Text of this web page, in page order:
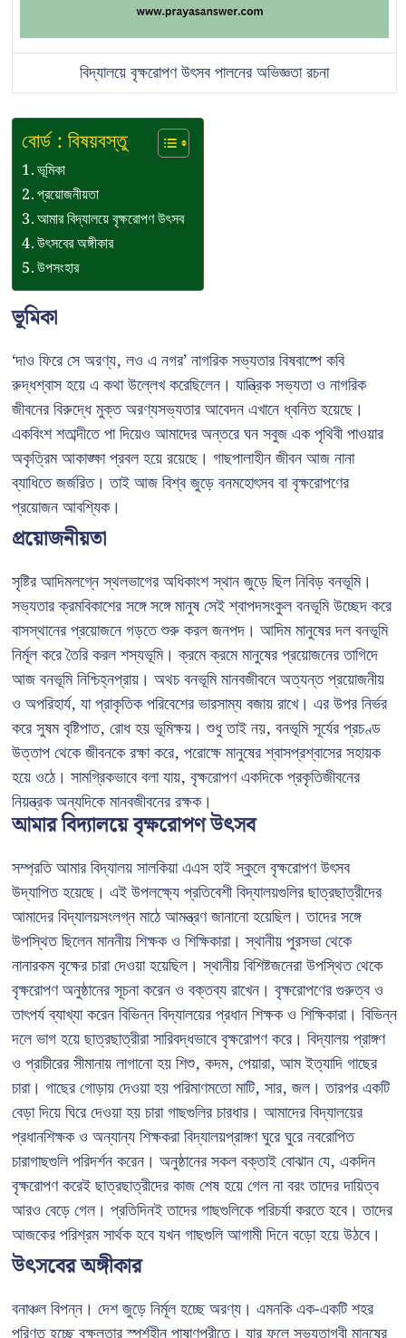
বিদ্যালয়ে বৃক্ষরোপণ উৎসব পালনের অভিজ্ঞতা রচনা
বোর্ড : বিষয়বস্তু
ভূমিকা
প্রয়োজনীয়তা
আমার বিদ্যালয়ে বৃক্ষরোপণ উৎসব
উৎসবের অঙ্গীকার
উপসংহার
ভূমিকা
‘দাও ফিরে সে অরণ্য, লও এ নগর’ নাগরিক সভ্যতার বিষবাষ্পে কবি
রুদ্ধশ্বাস হয়ে এ কথা উল্লেখ করেছিলেন। যান্ত্রিক সভ্যতা ও নাগরিক
জীবনের বিরুদ্ধে মুক্ত অরণ্যসভ্যতার আবেদন এখানে ধ্বনিত হয়েছে।
একবিংশ শতাব্দীতে পা দিয়েও আমাদের অন্তরে ঘন সবুজ এক পৃথিবী পাওয়ার
অকৃত্রিম আকাঙ্ক্ষা প্রবল হয়ে রয়েছে। গাছপালাহীন জীবন আজ নানা
ব্যাধিতে জর্জরিত। তাই আজ বিশ্ব জুড়ে বনমহোৎসব বা বৃক্ষরোপণের
প্রয়োজন আবশ্যিক।
প্রয়োজনীয়তা
সৃষ্টির আদিমলগ্নে স্থলভাগের অধিকাংশ স্থান জুড়ে ছিল নিবিড় বনভূমি।
সভ্যতার ক্রমবিকাশের সঙ্গে সঙ্গে মানুষ সেই শ্বাপদসংকুল বনভূমি উচ্ছেদ করে
বাসস্থানের প্রয়োজনে গড়তে শুরু করল জনপদ। আদিম মানুষের দল বনভূমি
নির্মূল করে তৈরি করল শস্যভূমি। ক্রমে ক্রমে মানুষের প্রয়োজনের তাগিদে
আজ বনভূমি নিশ্চিহ্নপ্রায়। অথচ বনভূমি মানবজীবনে অত্যন্ত প্রয়োজনীয়
ও অপরিহার্য, যা প্রাকৃতিক পরিবেশের ভারসাম্য বজায় রাখে। এর উপর নির্ভর
করে সুষম বৃষ্টিপাত, রোধ হয় ভূমিক্ষয়। শুধু তাই নয়, বনভূমি সূর্যের প্রচণ্ড
উত্তাপ থেকে জীবনকে রক্ষা করে, পরোক্ষে মানুষের শ্বাসপ্রশ্বাসের সহায়ক
হয়ে ওঠে। সামগ্রিকভাবে বলা যায়, বৃক্ষরোপণ একদিকে প্রকৃতিজীবনের
নিয়ন্ত্রক অন্যদিকে মানবজীবনের রক্ষক।
আমার বিদ্যালয়ে বৃক্ষরোপণ উৎসব
সম্প্রতি আমার বিদ্যালয় সালকিয়া এএস হাই স্কুলে বৃক্ষরোপণ উৎসব
উদ্যাপিত হয়েছে। এই উপলক্ষ্যে প্রতিবেশী বিদ্যালয়গুলির ছাত্রছাত্রীদের
আমাদের বিদ্যালয়সংলগ্ন মাঠে আমন্ত্রণ জানানো হয়েছিল। তাদের সঙ্গে
উপস্থিত ছিলেন মাননীয় শিক্ষক ও শিক্ষিকারা। স্থানীয় পুরসভা থেকে
নানারকম বৃক্ষের চারা দেওয়া হয়েছিল। স্থানীয় বিশিষ্টজনেরা উপস্থিত থেকে
বৃক্ষরোপণ অনুষ্ঠানের সূচনা করেন ও বক্তব্য রাখেন। বৃক্ষরোপণের গুরুত্ব ও
তাৎপর্য ব্যাখ্যা করেন বিভিন্ন বিদ্যালয়ের প্রধান শিক্ষক ও শিক্ষিকারা। বিভিন্ন
দলে ভাগ হয়ে ছাত্রছাত্রীরা সারিবদ্ধভাবে বৃক্ষরোপণ করে। বিদ্যালয় প্রাঙ্গণ
ও প্রাচীরের সীমানায় লাগানো হয় শিশু, কদম, পেয়ারা, আম ইত্যাদি গাছের
চারা। গাছের গোড়ায় দেওয়া হয় পরিমাণমতো মাটি, সার, জল। তারপর একটি
বেড়া দিয়ে ঘিরে দেওয়া হয় চারা গাছগুলির চারধার। আমাদের বিদ্যালয়ের
প্রধানশিক্ষক ও অন্যান্য শিক্ষকরা বিদ্যালয়প্রাঙ্গণ ঘুরে ঘুরে নবরোপিত
চারাগাছগুলি পরিদর্শন করেন। অনুষ্ঠানের সকল বক্তাই বোঝান যে, একদিন
বৃক্ষরোপণ করেই ছাত্রছাত্রীদের কাজ শেষ হয়ে গেল না বরং তাদের দায়িত্ব
আরও বেড়ে গেল। প্রতিদিনই তাদের গাছগুলিকে পরিচর্যা করতে হবে। তাদের
আজকের পরিশ্রম সার্থক হবে যখন গাছগুলি আগামী দিনে বড়ো হয়ে উঠবে।
উৎসবের অঙ্গীকার
বনাঞ্চল বিপন্ন। দেশ জুড়ে নির্মূল হচ্ছে অরণ্য। এমনকি এক-একটি শহর